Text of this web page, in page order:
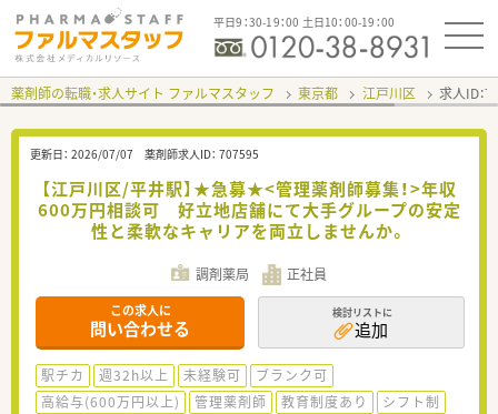
平日9：30-19：00 土日10：00-19：00
薬剤師の転職・求人サイト ファルマスタッフ 東京都 江戸川区 求人ID：
更新日： 2026/07/07 薬剤師求人ID： 707595
【江戸川区/平井駅】★急募★<管理薬剤師募集！>年収
600万円相談可 好立地店舗にて大手グループの安定
性と柔軟なキャリアを両立しませんか。
調剤薬局 正社員
この求人に
問い合わせる
検討リストに
追加
駅チカ 週32h以上 未経験可
ブランク可
高給与(600万円以上)
管理薬剤師 教育制度あり
シフト制